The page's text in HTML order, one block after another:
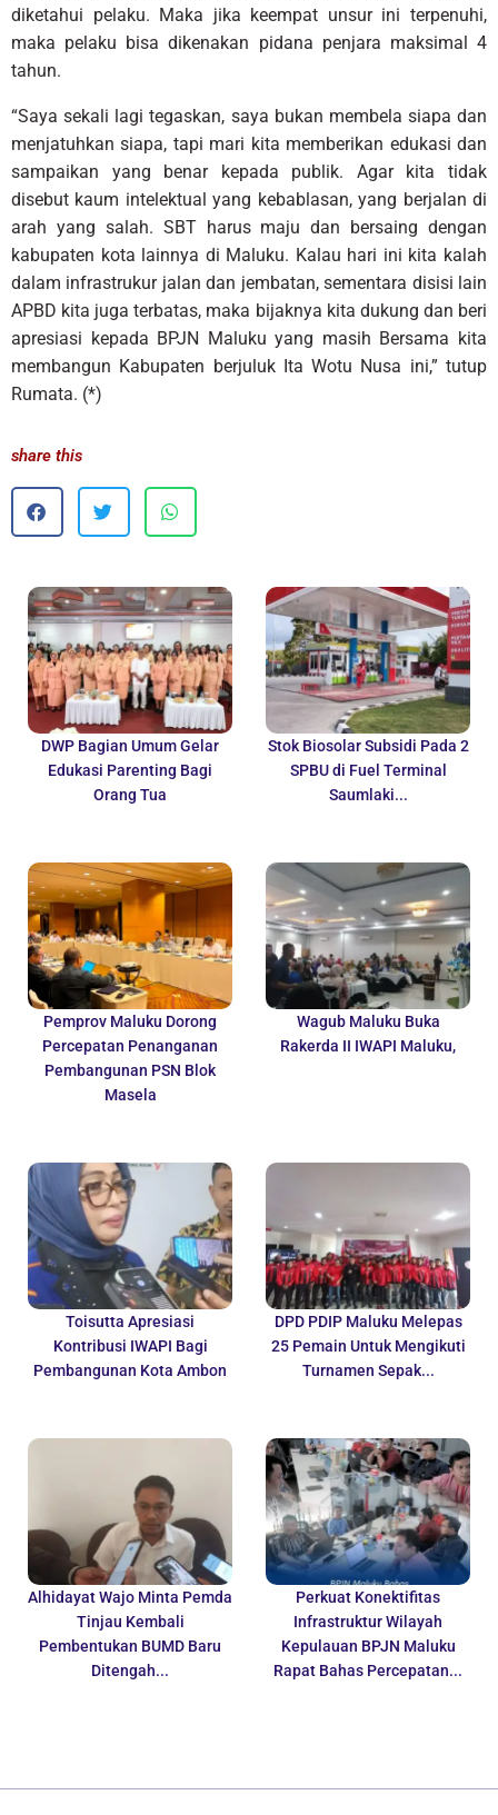
diketahui pelaku. Maka jika keempat unsur ini terpenuhi,
maka pelaku bisa dikenakan pidana penjara maksimal 4
tahun.
“Saya sekali lagi tegaskan, saya bukan membela siapa dan
menjatuhkan siapa, tapi mari kita memberikan edukasi dan
sampaikan yang benar kepada publik. Agar kita tidak
disebut kaum intelektual yang kebablasan, yang berjalan di
arah yang salah. SBT harus maju dan bersaing dengan
kabupaten kota lainnya di Maluku. Kalau hari ini kita kalah
dalam infrastrukur jalan dan jembatan, sementara disisi lain
APBD kita juga terbatas, maka bijaknya kita dukung dan beri
apresiasi kepada BPJN Maluku yang masih Bersama kita
membangun Kabupaten berjuluk Ita Wotu Nusa ini,” tutup
Rumata. (*)
share this
DWP Bagian Umum Gelar
Edukasi Parenting Bagi
Orang Tua
Stok Biosolar Subsidi Pada 2
SPBU di Fuel Terminal
Saumlaki...
Pemprov Maluku Dorong
Percepatan Penanganan
Pembangunan PSN Blok
Masela
Wagub Maluku Buka
Rakerda II IWAPI Maluku,
Toisutta Apresiasi
Kontribusi IWAPI Bagi
Pembangunan Kota Ambon
DPD PDIP Maluku Melepas
25 Pemain Untuk Mengikuti
Turnamen Sepak...
Alhidayat Wajo Minta Pemda
Tinjau Kembali
Pembentukan BUMD Baru
Ditengah...
Perkuat Konektifitas
Infrastruktur Wilayah
Kepulauan BPJN Maluku
Rapat Bahas Percepatan...